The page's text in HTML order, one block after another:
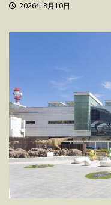
2026年8月10日